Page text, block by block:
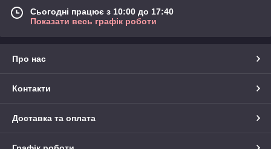
Сьогодні працює з 10:00 до 17:40
Показати весь графік роботи
Про нас
Контакти
Доставка та оплата